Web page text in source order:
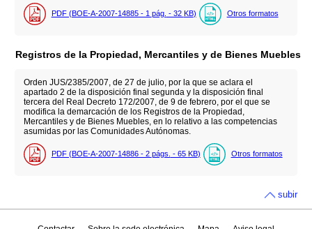
PDF (BOE-A-2007-14885 - 1 pág. - 32 KB) Otros formatos
Registros de la Propiedad, Mercantiles y de Bienes Muebles
Orden JUS/2385/2007, de 27 de julio, por la que se aclara el
apartado 2 de la disposición final segunda y la disposición final
tercera del Real Decreto 172/2007, de 9 de febrero, por el que se
modifica la demarcación de los Registros de la Propiedad,
Mercantiles y de Bienes Muebles, en lo relativo a las competencias
asumidas por las Comunidades Autónomas.
PDF (BOE-A-2007-14886 - 2 págs. - 65 KB) Otros formatos
subir